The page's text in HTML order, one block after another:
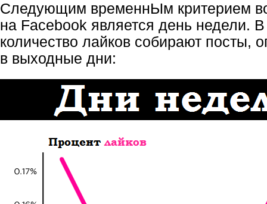
Следующим временнЫм критерием
на Facebook является день
количество лайков собирают посты,
в выходные дни: